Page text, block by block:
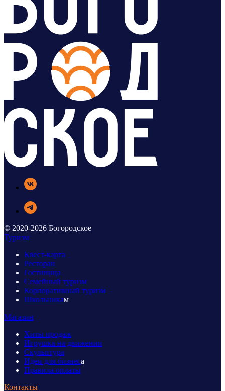
© 2020-2026 Богородское
Туризм
Квест-карта
Ресторан
Гостиница
Семейный туризм
Корпоративный туризм
Школьникам
Магазин
Хиты продаж
Игрушка на движении
Скульптура
Идеи для бизнеса
Правила оплаты
Контакты